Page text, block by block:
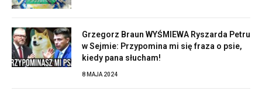
Grzegorz Braun WYŚMIEWA Ryszarda Petru
w Sejmie: Przypomina mi się fraza o psie,
kiedy pana słucham!
8 MAJA 2024